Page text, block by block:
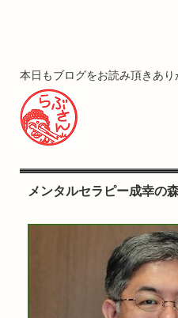
本日もブログをお読み頂きあ
メンタルセラピー成幸の